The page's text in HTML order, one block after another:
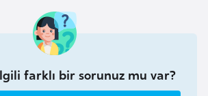
farklı bir sorunuz mu var?